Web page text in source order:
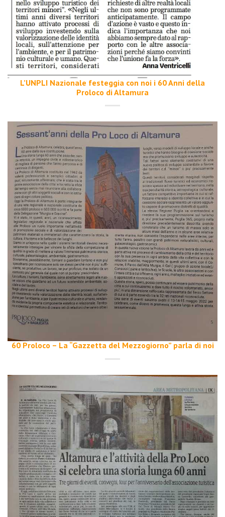
L’UNPLI Nazionale festeggia con noi i 60 Anni della
Proloco di Altamura
60 Proloco – La “Gazzetta del Mezzogiorno” parla di noi